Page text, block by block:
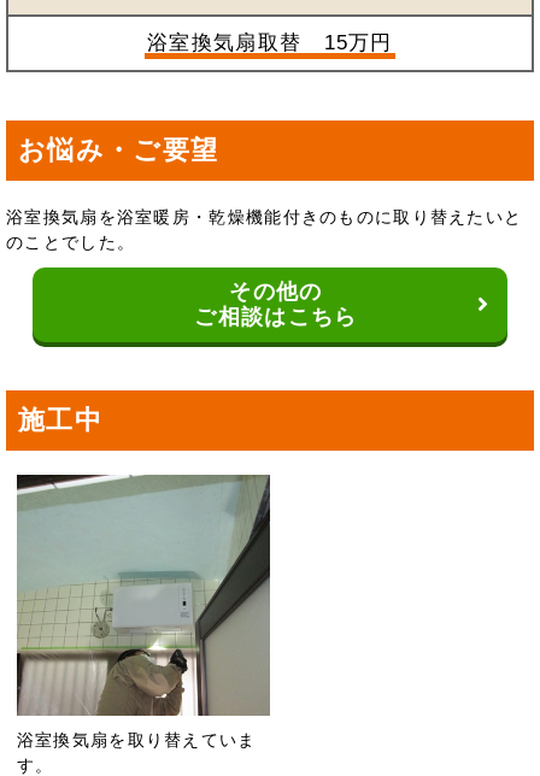
浴室換気扇取替 15万円
お悩み・ご要望
浴室換気扇を浴室暖房・乾燥機能付きのものに取り替えたいと
のことでした。
その他の
ご相談はこちら
施工中
浴室換気扇を取り替えていま
す。